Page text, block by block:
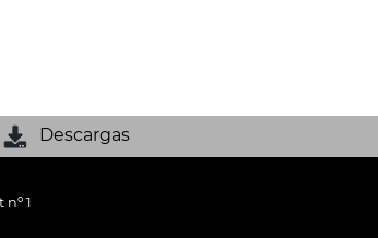
Descargas
1